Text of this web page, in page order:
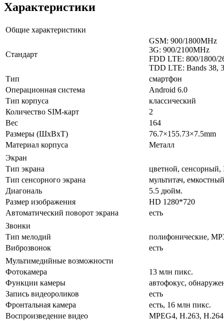
Xарактеристики
Общие характеристики
Стандарт
GSM: 900/1800MHz
3G: 900/2100MHz
FDD LTE: 800/1800/
TDD LTE: Bands 38,
Тип
смартфон
Операционная система
Android 6.0
Тип корпуса
классический
Количество SIM-карт
2
Вес
164
Размеры (ШxВxТ)
76.7×155.73×7.5mm
Материал корпуса
Металл
Экран
Тип экрана
цветной, сенсорный,
Тип сенсорного экрана
мультитач, емкостный
Диагональ
5.5 дюйм.
Размер изображения
HD 1280*720
Автоматический поворот экрана
есть
Звонки
Тип мелодий
полифонические,
Виброзвонок
есть
Мультимедийные возможности
Фотокамера
13 млн пикс.
Функции камеры
автофокус,
Запись видеороликов
есть
Фронтальная камера
есть, 16 млн пикс.
Воспроизведение видео
MPEG4, H.263, H.264